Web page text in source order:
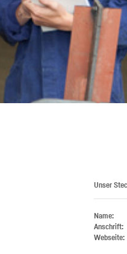
Unser
Name:
Anschrift:
Webseite: